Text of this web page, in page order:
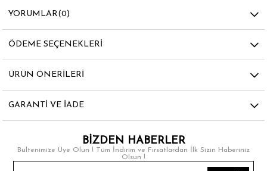
YORUMLAR(0)
ÖDEME SEÇENEKLERI
ÜRÜN ÖNERILERI
GARANTI VE İADE
BİZDEN HABERLER
Bültenimize Üye Olun ! Tüm İndirim ve Fırsatlardan İlk Sizin Haberiniz
Olsun !